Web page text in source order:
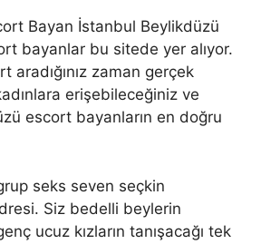
Bayan İstanbul Beylikdüzü
bayanlar bu sitede yer alıyor.
aradığınız zaman gerçek
erişebileceğiniz ve
escort bayanların en doğru
seks seven seçkin
Siz bedelli beylerin
ucuz kızların tanışacağı tek